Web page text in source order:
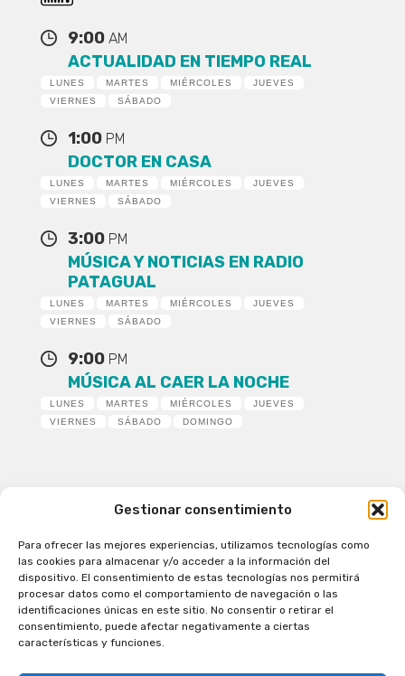
Gestionar consentimiento
Para ofrecer las mejores experiencias, utilizamos tecnologías como
las cookies para almacenar y/o acceder a la información del
dispositivo. El consentimiento de estas tecnologías nos permitirá
procesar datos como el comportamiento de navegación o las
identificaciones únicas en este sitio. No consentir o retirar el
consentimiento, puede afectar negativamente a ciertas
características y funciones.
9:00 AM
ACTUALIDAD EN TIEMPO REAL
LUNES MARTES MIÉRCOLES
JUEVES
VIERNES
SÁBADO
1:00 PM
DOCTOR EN CASA
LUNES MARTES MIÉRCOLES
JUEVES
VIERNES
SÁBADO
3:00 PM
MÚSICA Y NOTICIAS EN RADIO
PATAGUAL
LUNES MARTES MIÉRCOLES
JUEVES
VIERNES
SÁBADO
9:00 PM
MÚSICA AL CAER LA NOCHE
LUNES MARTES MIÉRCOLES
JUEVES
VIERNES
SÁBADO DOMINGO
Patagual Radio Digital 2026 - Todos los derechos
reservados
la Radio de Verdad
Cobertura
Programación
Escríbenos